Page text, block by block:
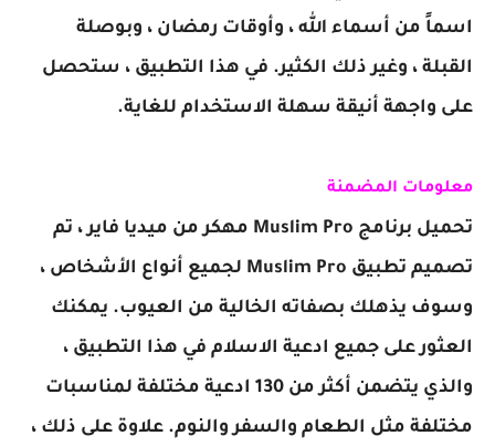
اسماً من أسماء الله ، وأوقات رمضان ، وبوصلة
القبلة ، وغير ذلك الكثير. في هذا التطبيق ، ستحصل
على واجهة أنيقة سهلة الاستخدام للغاية.
معلومات المضمنة
تحميل برنامج Muslim Pro مهكر من ميديا فاير ، تم
تصميم تطبيق Muslim Pro لجميع أنواع الأ
شخاص ،
وسوف يذهلك بصفاته الخالية من العيوب. يمكنك
العثور على جميع ادعية الاسلام في هذا التطبيق ،
والذي يتضمن أكثر من 130 ادعية مختلفة لمناسبات
مختلفة مثل الطعام والسفر والنوم. علاوة على ذلك ،